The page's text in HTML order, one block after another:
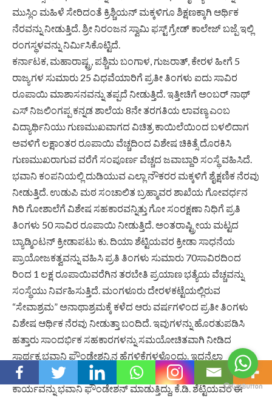
ಮುಸ್ಲಿಂ ಮಹಿಳೆ ಸೇರಿದಂತೆ ಕ್ರಿಶ್ಚಿಯನ್ ಮಕ್ಕಳಿಗೂ ಶಿಕ್ಷಣಕ್ಕಾಗಿ ಆರ್ಥಿಕ
ನೆರವನ್ನು ನೀಡುತ್ತಿದೆ. ಶ್ರೀ ನಿರಂಜನ ಸ್ವಾಮಿ ಫಸ್ಟ್ ಗ್ರೇಡ್ ಕಾಲೇಜ್ ಬಜ್ಪೆ ಇಲ್ಲಿ
ರಂಗಸ್ಥಳವನ್ನು ನಿರ್ಮಿಸಿಕೊಟ್ಟಿದೆ.
ಕರ್ನಾಟಕ, ಮಹಾರಾಷ್ಟ್ರ, ಪಶ್ಚಿಮ ಬಂಗಾಳ, ಗುಜರಾತ್, ಕೇರಳ ಹೀಗೆ 5
ರಾಜ್ಯಗಳ ಸುಮಾರು 25 ವಿಧವೆಯಾರಿಗೆ ಪ್ರತೀ ತಿಂಗಳು ಐದು ಸಾವಿರ
ರೂಪಾಯಿ ಮಾಶಾಸನವನ್ನು ತಪ್ಪದೆ ನೀಡುತ್ತಿದೆ. ಇತ್ತೀಚಿಗೆ ಅಂಬರ್ ನಾಥ್
ಎಸ್ ನಿಜಲಿಂಗಪ್ಪ ಕನ್ನಡ ಶಾಲೆಯ 8ನೇ ತರಗತಿಯ ಲಾವಣ್ಯ ಎಂಬ
ವಿದ್ಯಾರ್ಥಿನಿಯು ಗುಣಮುಖವಾಗದ ವಿಚಿತ್ರ ಕಾಯಿಲೆಯಿಂದ ಬಳಲಿದಾಗ
ಅವಳಿಗೆ ಲಕ್ಷಾಂತರ ರೂಪಾಯಿ ವೆಚ್ಚದಿಂದ ವಿಶೇಷ ಚಿಕಿತ್ಸೆ ದೊರಕಿಸಿ
ಗುಣಮುಖರಾಗುವ ವರೆಗೆ ಸಂಪೂರ್ಣ ವೆಚ್ಚದ ಜವಾಬ್ದಾರಿ ಸಂಸ್ಥೆ ವಹಿಸಿದೆ.
ಭವಾನಿ ಕಂಪನಿಯಲ್ಲಿ ದುಡಿಯುವ ಎಲ್ಲಾ ನೌಕರರ ಮಕ್ಕಳಿಗೆ ಶೈಕ್ಷಣಿಕ ನೆರವು
ನೀಡುತ್ತಿದೆ. ಉಡುಪಿ ಮಠ ಸಂಚಾಲಿತ ಬ್ರಹ್ಮಾವರ ಶಾಖೆಯ ಗೋವರ್ಧನ
ಗಿರಿ ಗೋಶಾಲೆಗೆ ವಿಶೇಷ ಸಹಕಾರವನ್ನಿತ್ತು ಗೋ ಸಂರಕ್ಷಣಾ ನಿಧಿಗೆ ಪ್ರತಿ
ತಿಂಗಳು 50 ಸಾವಿರ ರೂಪಾಯಿ ನೀಡುತ್ತಿದೆ. ಅಂತರಾಷ್ಟ್ರೀಯ ಮಟ್ಟದ
ಬ್ಯಾಡ್ಮಿಂಟನ್ ಕ್ರೀಡಾಪಟು ಕು. ದಿಯಾ ಶೆಟ್ಟಿಯವರ ಕ್ರೀಡಾ ಸಾಧನೆಯ
ಪ್ರಾಯೋಜಕತ್ವವನ್ನು ವಹಿಸಿ ಪ್ರತಿ ತಿಂಗಳು ಸುಮಾರು 70ಸಾವಿರದಿಂದ
ರಿಂದ 1 ಲಕ್ಷ ರೂಪಾಯಿವರೆಗಿನ ತರಬೇತಿ ಪ್ರಯಾಣ ಭತ್ಯೆಯ ವೆಚ್ಚವನ್ನು
ಸಂಸ್ಥೆಯು ನಿರ್ವಹಿಸುತ್ತಿದೆ. ಮಂಗಳೂರು ದೇರಳಕಟ್ಟೆಯಲ್ಲಿರುವ
“ಸೇವಾಶ್ರಮ” ಅನಾಥಾಶ್ರಮಕ್ಕೆ ಕಳೆದ ಆರು ವರ್ಷಗಳಿಂದ ಪ್ರತೀ ತಿಂಗಳು
ವಿಶೇಷ ಆರ್ಥಿಕ ನೆರವು ನೀಡುತ್ತಾ ಬಂದಿದೆ. ಇವುಗಳನ್ನು ಹೊರತುಪಡಿಸಿ
ಹತ್ತಾರು ಸಾಂದರ್ಭಿಕ ಸಹಕಾರಗಳನ್ನು ಸಮಯೋಚಿತವಾಗಿ ನೀಡಿದ
ಸಾರ್ಥಕ್ಯ ಭವಾನಿ ಫೌಂಡೇಶನ್ನಿನ ಹೆಗ್ಗಳಿಕೆಗಳಳೊಂದು. ಇದನ್ನೆಲ್ಲಾ
ಅವಲೋಖಿಸಿದಾಗ ಒಂದು ಆಡಳಿತ ಸರಕಾರ ಮಾಡುವ ಸೇವಾ
ಕಾರ್ಯವನ್ನು ಭವಾನಿ ಫೌಂಡೇಶನ್ ಮಾಡುತ್ತಿದ್ದು, ಕೆ.ಡಿ. ಶೆಟ್ಟಿಯವರ ಈ